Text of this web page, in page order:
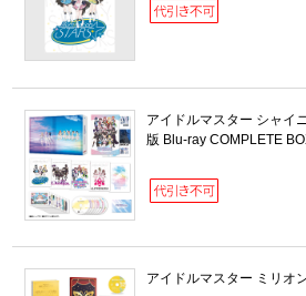
アイドルマスター シャイ
版 Blu-ray COMPLETE
アイドルマスター ミリオ